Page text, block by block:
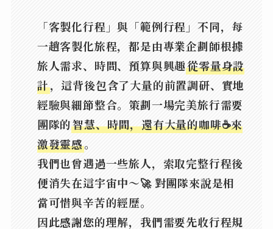
「客製化行程」與「範例行程」不同，每
一趟客製化旅程，都是由專業企劃師根據
旅人需求、時間、預算與興趣從零量身設
計，這背後包含了大量的前置調研、實地
經驗與細節整合。策劃一場完美旅行需要
團隊的智慧、時間，還有大量的咖啡☕來
激發靈感。
我們也曾遇過一些旅人，索取完整行程後
便消失在這宇宙中〜🚀 對團隊來說是相
當可惜與辛苦的經歷。
因此感謝您的理解，我們需要先收行程規